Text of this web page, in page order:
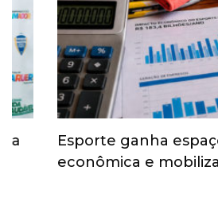
Esporte ganha espaço na
econômica e mobiliza…